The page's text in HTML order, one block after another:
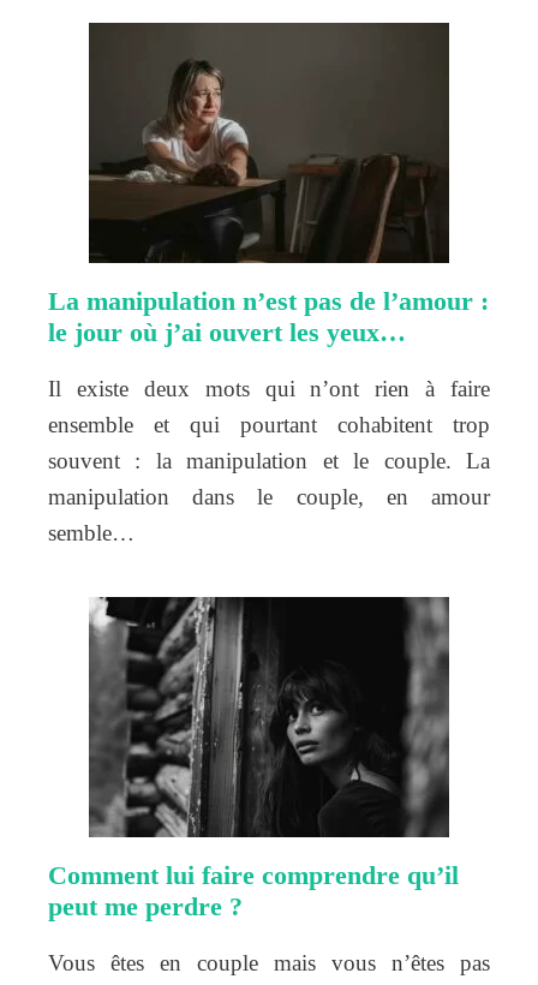
La manipulation n’est pas de l’amour :
le jour où j’ai ouvert les yeux…
Il existe deux mots qui n’ont rien à faire
ensemble et qui pourtant cohabitent trop
souvent : la manipulation et le couple. La
manipulation dans le couple, en amour
semble…
Comment lui faire comprendre qu’il
peut me perdre ?
Vous êtes en couple mais vous n’êtes pas